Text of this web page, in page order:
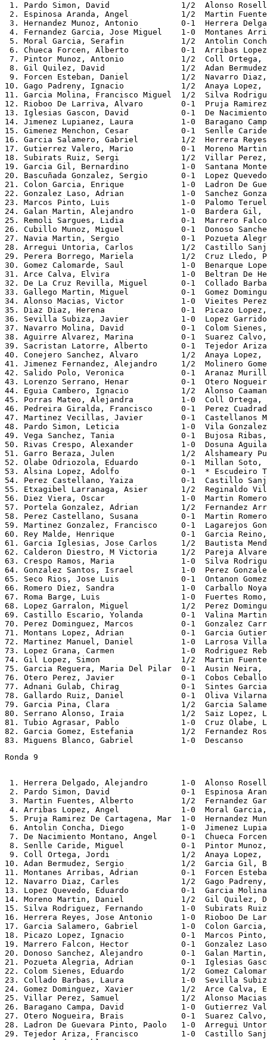
1. Pardo Simon, David               1/2  Alonso
2. Espinosa Aranda, Angel           1/2  Martin
3. Hernandez Munoz, Antonio         0-1  Herrera
4. Fernandez Garcia, Jose Miguel    1-0  Montanes
5. Moral Garcia, Serafin            1/2  Antolin
6. Chueca Forcen, Alberto           0-1  Arribas
7. Pintor Munoz, Antonio            1/2  Coll Ortega,
8. Gil Quilez, David                1/2  Adan
9. Forcen Esteban, Daniel           1/2  Navarro Diaz,
10. Gago Padreny, Ignacio            1/2  Anaya Lopez,
11. Garcia Molina, Francisco Miguel  1/2  Silva
12. Rioboo De Larriva, Alvaro        0-1  Pruja Ramirez
13. Iglesias Gascon, David           0-1  De Nacimiento
14. Jimenez Lupianez, Laura          1-0  Baragano
15. Gimenez Menchon, Cesar           0-1  Senlle
16. Garcia Salamero, Gabriel         1/2  Herrera
17. Gutierrez Valero, Mario          0-1  Moreno
18. Subirats Ruiz, Sergi             1/2  Villar Perez,
19. Garcia Gil, Bernardino           1-0  Santana
20. Bascuñada Gonzalez, Sergio       0-1  Lopez
21. Colon Garcia, Enrique            1-0  Ladron De
22. Gonzalez Laso, Adrian            1-0  Sanchez
23. Marcos Pinto, Luis               1-0  Palomo
24. Galan Martin, Alejandro          1-0  Bardera Gil,
25. Remoli Sargues, Lidia            0-1  Marrero
26. Cubillo Munoz, Miguel            0-1  Donoso
27. Navia Martin, Sergio             0-1  Pozueta
28. Arregui Untoria, Carlos          1/2  Castillo
29. Perera Borrego, Mariela          1/2  Cruz Lledo,
30. Gomez Calomarde, Saul            1-0  Benarque
31. Arce Calva, Elvira               1-0  Beltran De
32. De La Cruz Revilla, Miguel       0-1  Collado
33. Gallego Martin, Miguel           0-1  Gomez
34. Alonso Macias, Victor            1-0  Vieites
35. Diaz Diaz, Herena                0-1  Picazo Lopez,
36. Sevilla Subiza, Javier           1-0  Lopez
37. Navarro Molina, David            0-1  Colom Sienes,
38. Aguirre Alvarez, Marina          0-1  Suarez Calvo,
39. Sacristan Latorre, Alberto       0-1  Tejedor
40. Conejero Sanchez, Alvaro         1/2  Anaya Lopez,
41. Jimenez Fernandez, Alejandro     1/2  Molinero
42. Salido Polo, Veronica            0-1  Aranaz
43. Lorenzo Serrano, Henar           0-1  Otero
44. Eguia Cambero, Ignacio           1/2  Alonso
45. Porras Mateo, Alejandra          1-0  Coll Ortega,
46. Pedreira Giralda, Francisco      0-1  Perez
47. Martinez Vecillas, Javier        0-1  Castellanos
48. Pardo Simon, Leticia             1-0  Vila
49. Vega Sanchez, Tania              0-1  Bujosa Ribas,
50. Rivas Crespo, Alexander          1-0  Dosuna
51. Garro Beraza, Julen              1/2  Alshameary
52. Olabe Odriozola, Eduardo         0-1  Millan Soto,
53. Alsina Lopez, Adolfo             0-1  * Escudeiro
54. Perez Castellano, Yaiza          0-1  Castillo
55. Etxagibel Larranaga, Asier       1/2  Reginaldo
56. Diez Viera, Oscar                1-0  Martin
57. Portela Gonzalez, Adrian         1/2  Fernandez
58. Perez Castellano, Susana         0-1  Martin
59. Martinez Gonzalez, Francisco     0-1  Lagarejos
60. Rey Malde, Henrique              0-1  Garcia Reino,
61. Garcia Iglesias, Jose Carlos     1/2  Bautista
62. Calderon Diestro, M Victoria     1/2  Pareja
63. Crespo Ramos, Maria              1-0  Silva
64. Gonzalez Santos, Israel          1-0  Perez
65. Seco Rios, Jose Luis             0-1  Ontanon
66. Romero Diez, Sandra              1-0  Carballo
67. Roma Barge, Luis                 1-0  Fuertes Romo,
68. Lopez Garralon, Miguel           1/2  Perez
69. Castillo Escario, Yolanda        0-1  Valina
70. Perez Dominguez, Marcos          0-1  Gonzalez
71. Montans Lopez, Adrian            0-1  Garcia
72. Martinez Manuel, Daniel          1-0  Larrosa
73. Lopez Grana, Carmen              1-0  Rodriguez
74. Gil Lopez, Simon                 1/2  Martin
75. Garcia Reguera, Maria Del Pilar  0-1  Ausin Neira,
76. Otero Perez, Javier              0-1  Cobos
77. Adnani Gulab, Chirag             0-1  Sintes
78. Gallardo Ruiz, Daniel            0-1  Oliva
79. Garcia Pina, Clara               1/2  Garcia
80. Serrano Alonso, Iraia            1/2  Saiz Lopez,
81. Tubio Agrasar, Pablo             1-0  Cruz Olabe,
82. Garcia Gomez, Estefania          1/2  Fernandez
Ronda 9
1. Herrera Delgado, Alejandro       1-0  Alonso
2. Pardo Simon, David               0-1  Espinosa
3. Martin Fuentes, Alberto          1/2  Fernandez
4. Arribas Lopez, Angel             1-0  Moral
5. Pruja Ramirez De Cartagena, Mar  1-0  Hernandez
6. Antolin Concha, Diego            1-0  Jimenez
7. De Nacimiento Montano, Angel     0-1  Chueca
8. Senlle Caride, Miguel            0-1  Pintor Munoz,
9. Coll Ortega, Jordi               1/2  Anaya Lopez,
10. Adan Bermudez, Sergio            1/2  Garcia Gil,
11. Montanes Arribas, Adrian         0-1  Forcen
12. Navarro Diaz, Carles             1/2  Gago
13. Lopez Quevedo, Eduardo           0-1  Garcia
14. Moreno Martin, Daniel            1/2  Gil Quilez,
15. Silva Rodriguez, Fernando        1-0  Subirats
16. Herrera Reyes, Jose Antonio      1-0  Rioboo De
17. Garcia Salamero, Gabriel         1-0  Colon Garcia,
18. Picazo Lopez, Ignacio            0-1  Marcos
19. Marrero Falcon, Hector           0-1  Gonzalez
20. Donoso Sanchez, Alejandro        0-1  Galan
21. Pozueta Alegria, Adrian          0-1  Iglesias
22. Colom Sienes, Eduardo            1/2  Gomez
23. Collado Barbas, Laura            1-0  Sevilla
24. Gomez Dominguez, Xavier          1/2  Arce Calva,
25. Villar Perez, Samuel             1/2  Alonso
26. Baragano Campa, David            1-0  Gutierrez
27. Otero Nogueira, Brais            0-1  Suarez Calvo,
28. Ladron De Guevara Pinto, Paolo   1-0  Arregui
29. Tejedor Ariza, Francisco         1-0  Castillo